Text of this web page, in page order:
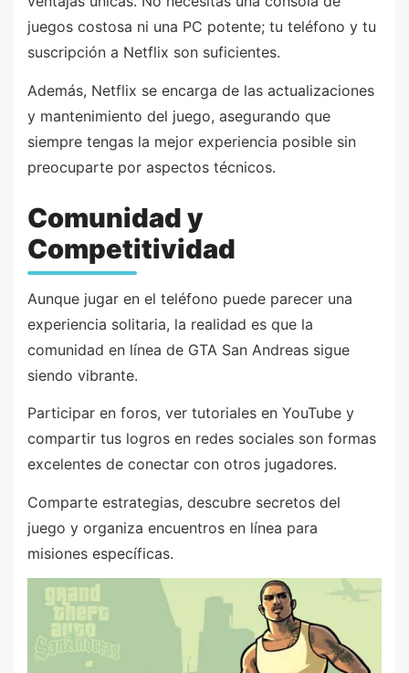
juegos costosa ni una PC potente; tu teléfono y tu
suscripción a Netflix son suficientes.
Además, Netflix se encarga de las actualizaciones
y mantenimiento del juego, asegurando que
siempre tengas la mejor experiencia posible sin
preocuparte por aspectos técnicos.
Comunidad y
Competitividad
Aunque jugar en el teléfono puede parecer una
experiencia solitaria, la realidad es que la
comunidad en línea de GTA San Andreas sigue
siendo vibrante.
Participar en foros, ver tutoriales en YouTube y
compartir tus logros en redes sociales son formas
excelentes de conectar con otros jugadores.
Comparte estrategias, descubre secretos del
juego y organiza encuentros en línea para
misiones específicas.